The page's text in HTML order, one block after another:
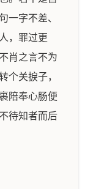
一字不差、
，罪过更
肖之言不为
个关捩子，
陪奉心肠便
待知者而后